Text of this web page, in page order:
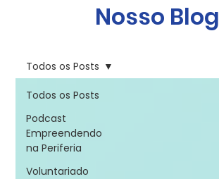
Todos os Posts
Podcast
Empreendendo
na Periferia
Voluntariado
Todos os Posts
Nosso Blog